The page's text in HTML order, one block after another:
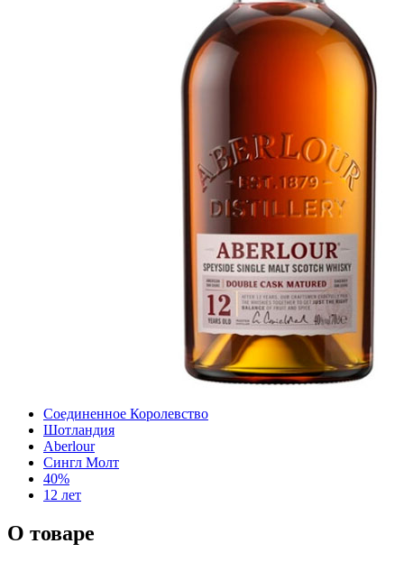
Соединенное Королевство
Шотландия
Aberlour
Сингл Молт
40%
12 лет
О товаре